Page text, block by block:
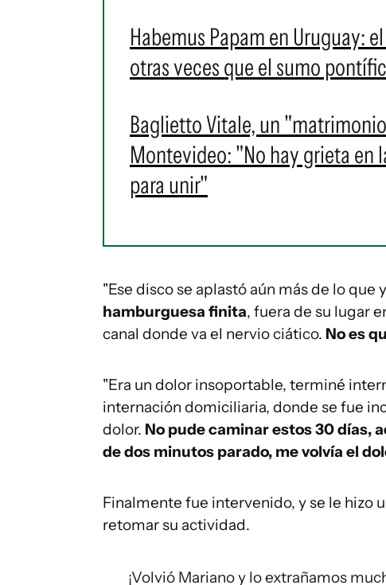
Habemus Papam en Uruguay:
otras veces que el sumo
Baglietto Vitale, un
Montevideo: "No hay grieta en
para unir"
"Ese disco se aplastó aún más de lo que
hamburguesa finita, fuera de su lugar
canal donde va el nervio ciático. No es
"Era un dolor insoportable, terminé
internación domiciliaria, donde se fue
dolor. No pude caminar estos 30 días,
de dos minutos parado, me volvía el
Finalmente fue intervenido, y se le hizo
retomar su actividad.
¡Volvió Mariano y lo extrañamos